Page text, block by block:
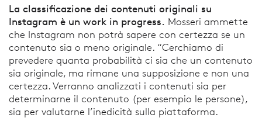
La classificazione dei contenuti originali su
Instagram è un work in progress. Mosseri ammette
che Instagram non potrà sapere con certezza se un
contenuto sia o meno originale. “Cerchiamo di
prevedere quanta probabilità ci sia che un contenuto
sia originale, ma rimane una supposizione e non una
certezza. Verranno analizzati i contenuti sia per
determinarne il contenuto (per esempio le persone),
sia per valutarne l’inedicità sulla piattaforma.